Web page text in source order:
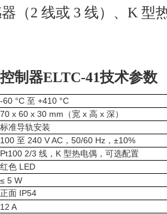
器（2 线或 3 线）、K 型
制器ELTC-41技术参数
-60 °C 至 +410 °C
70 x 60 x 30 mm （宽 x 高 x 深）
标准导轨安装
100 至 240 V AC ， 50/60 Hz ， ±10%
Pt100 2/3 线， K 型热电偶，可选配置
红色 LED
≤ 5 W
正面 IP54
12 A